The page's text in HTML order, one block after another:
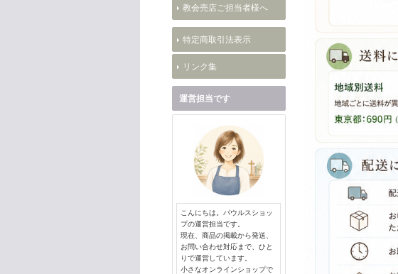
教会売店ご担当者様へ
特定商取引法表示
リンク集
運営担当です
こんにちは。パウルスショッ
プの運営担当です。
現在、商品の掲載から発送、
お問い合わせ対応まで、ひと
りで運営しています。
小さなオンラインショップで